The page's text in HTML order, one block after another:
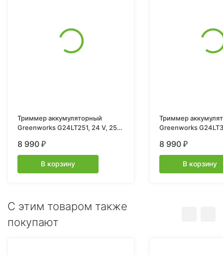
Триммер аккумуляторный
Greenworks G24LT251, 24 V, 25
8 990 ₽
В корзину
Триммер
Greenworks G24LT301,
8 990 ₽
В корзину
C этим товаром также
покупают